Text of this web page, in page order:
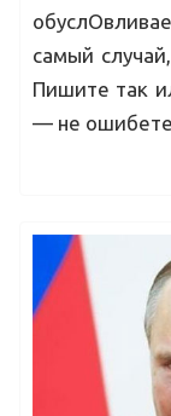
самый
Пишите так
— не